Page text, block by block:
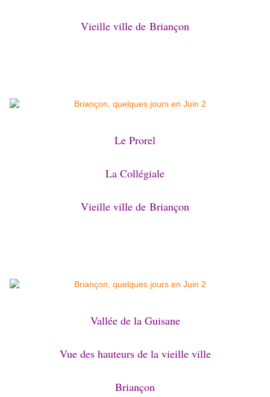
Vieille ville de Briançon
Le Prorel
La Collégiale
Vieille ville de Briançon
Vallée de la Guisane
Vue des hauteurs de la vieille ville
Briançon